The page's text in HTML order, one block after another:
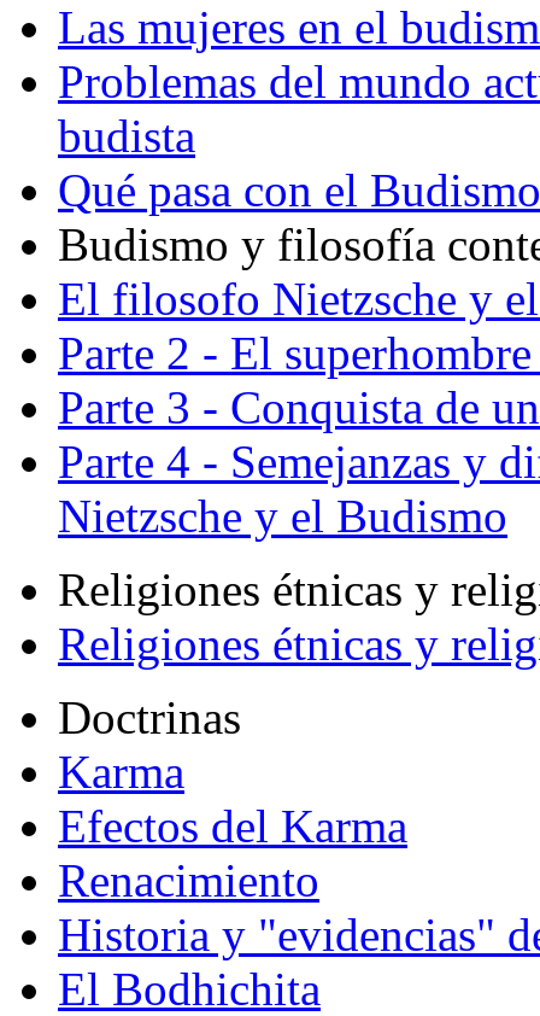
Las mujeres en el
Problemas del mundo
budista
Qué pasa con el
Budismo y filosofía
El filosofo Nietzsche y
Parte 2 - El
Parte 3 - Conquista de
Parte 4 - Semejanzas y
Nietzsche y el Budismo
Religiones étnicas y
Religiones étnicas y
Doctrinas
Karma
Efectos del Karma
Renacimiento
Historia y "evidencias"
El Bodhichita